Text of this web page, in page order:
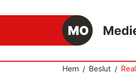
Hem / Beslut /